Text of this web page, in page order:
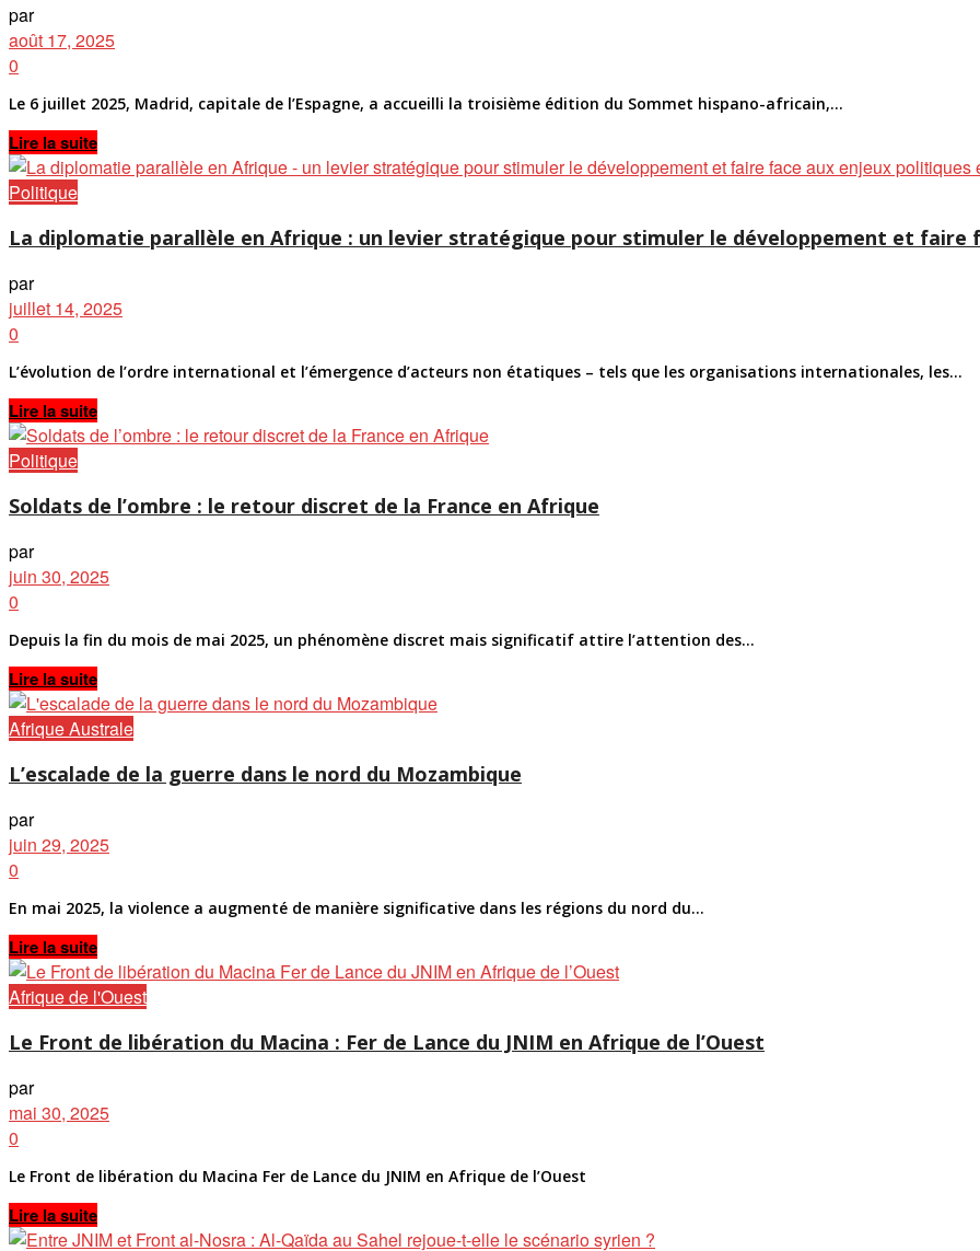
par
août 17, 2025
0
Le 6 juillet 2025, Madrid, capitale de l’Espagne, a accueilli la troisième édition du Sommet hispano-africain,...
Lire la suiteDetails
Politique
La diplomatie parallèle en Afrique : un levier stratégique pour stimuler le développement et faire
par
juillet 14, 2025
0
L’évolution de l’ordre international et l’émergence d’acteurs non étatiques – tels que les organisations internationales, les...
Lire la suiteDetails
Politique
Soldats de l’ombre : le retour discret de la France en Afrique
par
juin 30, 2025
0
Depuis la fin du mois de mai 2025, un phénomène discret mais significatif attire l’attention des...
Lire la suiteDetails
Afrique Australe
L’escalade de la guerre dans le nord du Mozambique
par
juin 29, 2025
0
En mai 2025, la violence a augmenté de manière significative dans les régions du nord du...
Lire la suiteDetails
Afrique de l'Ouest
Le Front de libération du Macina : Fer de Lance du JNIM en Afrique de l’Ouest
par
mai 30, 2025
0
Le Front de libération du Macina Fer de Lance du JNIM en Afrique de l’Ouest
Lire la suiteDetails